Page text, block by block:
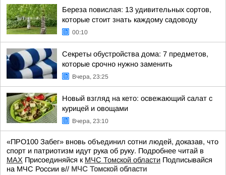
Береза повислая: 13 удивительных сортов,
которые стоит знать каждому садоводу
00:10
Секреты обустройства дома: 7 предметов,
которые срочно нужно заменить
Вчера, 23:25
Новый взгляд на кето: освежающий салат с
курицей и овощами
Вчера, 23:10
«ПРО100 Забег» вновь объединил сотни людей, доказав, что
спорт и патриотизм идут рука об руку. Подробнее читай в
МАХ Присоединяйся к МЧС Томской области Подписывайся
на МЧС России в// МЧС Томской области